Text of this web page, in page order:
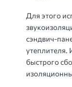
Для этого
сэндвич-
утеплителя.
быстрого